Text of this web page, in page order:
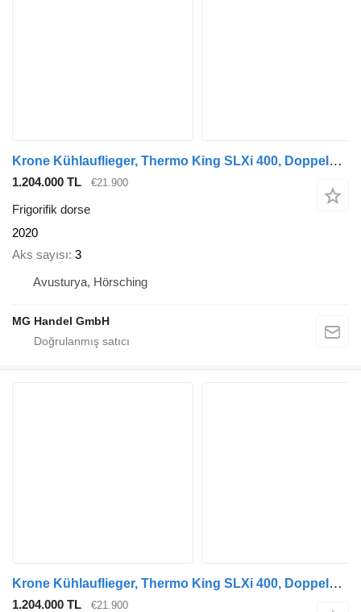
Krone Kühlauflieger, Thermo King SLXi 400, Doppelstock, SAF-Achsen, 2
1.204.000 TL €21.900
Frigorifik dorse
2020
Aks sayısı 3
Avusturya, Hörsching
MG Handel GmbH
Krone Kühlauflieger, Thermo King SLXi 400, Doppelstock, SAF-Achsen
1.204.000 TL €21.900